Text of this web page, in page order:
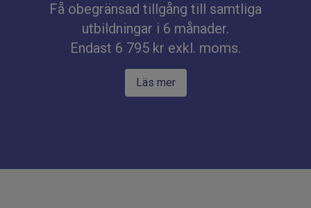
Få obegränsad tillgång till samtliga
utbildningar i 6 månader.
Endast 6 795 kr exkl. moms.
Läs mer